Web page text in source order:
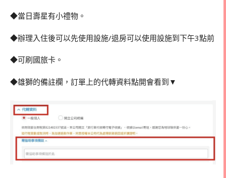
◆當日壽星有小禮物。
◆辦理入住後可以先使用設施/退房可以使用設施到下午3點前
◆可刷國旅卡。
◆雄獅的備註欄，訂單上的代轉資料點開會看到▼